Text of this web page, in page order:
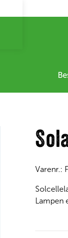
Varenr.:
Lampen